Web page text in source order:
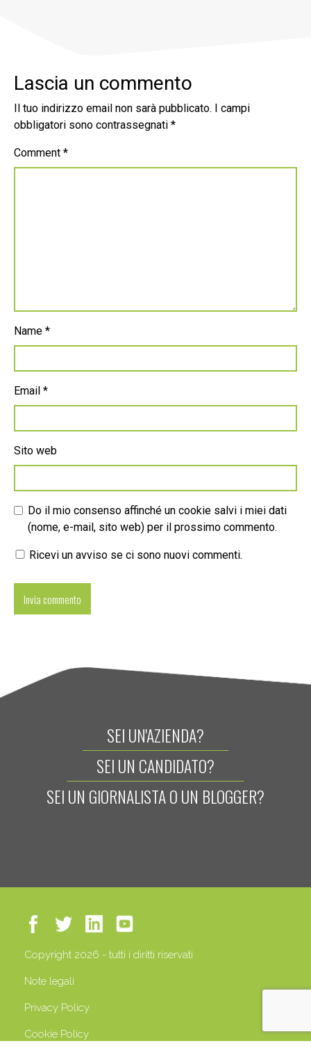
Lascia un commento
Il tuo indirizzo email non sarà pubblicato.
I campi
obbligatori sono contrassegnati *
Comment *
Name *
Email *
Sito web
Do il mio consenso affinché un cookie salvi i miei dati
(nome, e-mail, sito web) per il prossimo commento.
Ricevi un avviso se ci sono nuovi commenti.
SEI UN'AZIENDA?
SEI UN CANDIDATO?
SEI UN GIORNALISTA O UN BLOGGER?
Copyright 2026 - tutti i diritti riservati
Note legali
Privacy Policy
Cookie Policy